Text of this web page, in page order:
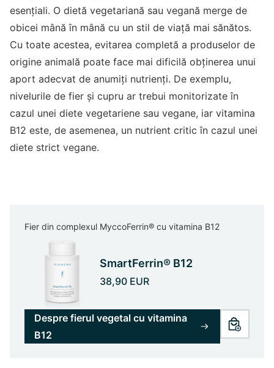
esențiali. O dietă vegetariană sau vegană merge de
obicei mână în mână cu un stil de viață mai sănătos.
Cu toate acestea, evitarea completă a produselor de
origine animală poate face mai dificilă obținerea unui
aport adecvat de anumiți nutrienți. De exemplu,
nivelurile de fier și cupru ar trebui monitorizate în
cazul unei diete vegetariene sau vegane, iar vitamina
B12 este, de asemenea, un nutrient critic în cazul unei
diete strict vegane.
Fier din complexul MyccoFerrin® cu vitamina B12
SmartFerrin® B12
38,90 EUR
Despre fierul vegetal cu vitamina
B12